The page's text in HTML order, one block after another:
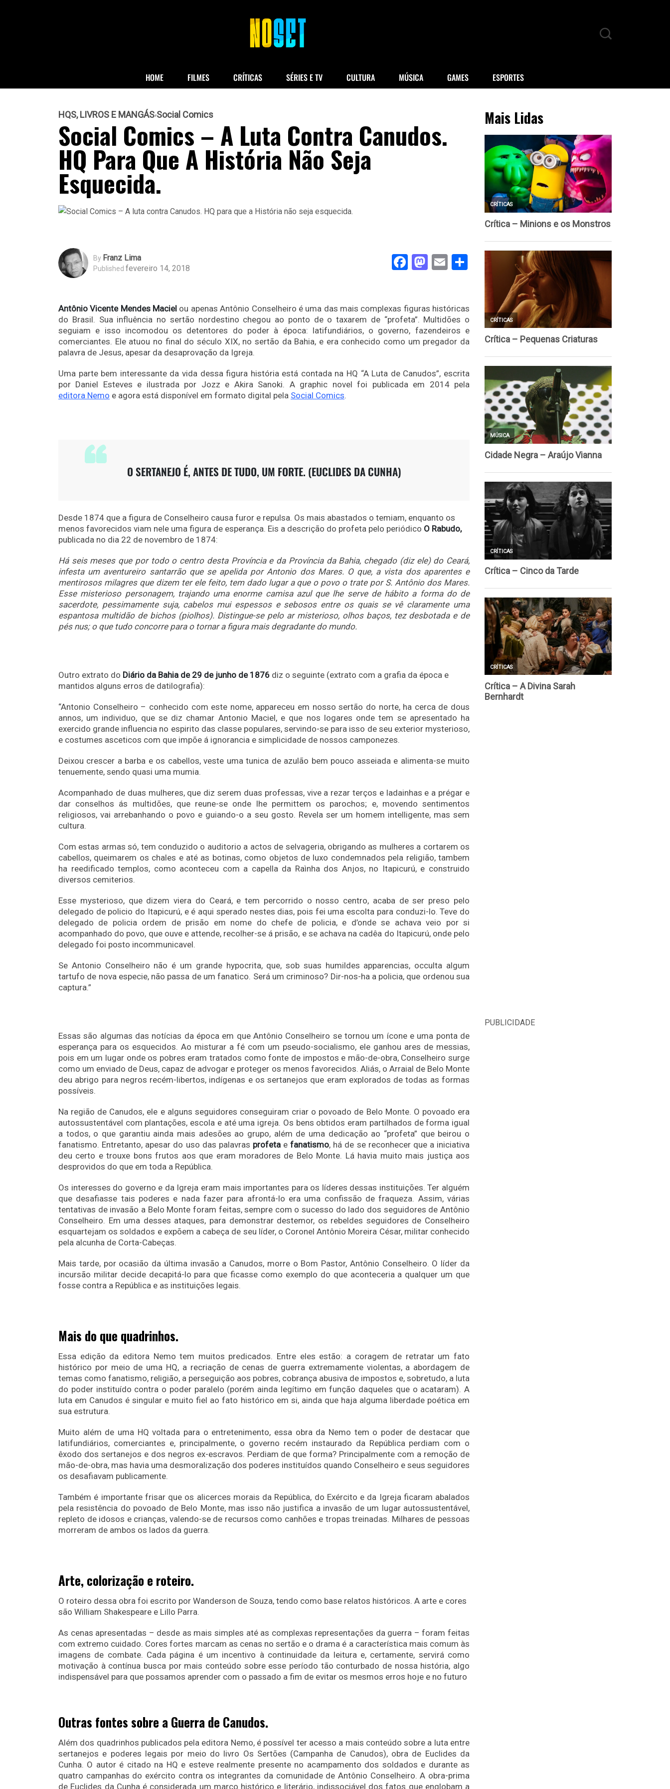
HOME FILMES CRÍTICAS SÉRIES E TV CULTURA MÚSICA GAMES ESPORTES
HQS, LIVROS E MANGÁS Social Comics
Social Comics – A Luta Contra Canudos.
HQ Para Que A História Não Seja
Esquecida.
By Franz Lima
Published fevereiro 14, 2018 Facebook
Mastodon
Email
Antônio Vicente Mendes Maciel ou apenas Antônio Conselheiro é uma das mais complexas figuras históricas
do Brasil. Sua influência no sertão nordestino chegou ao ponto de o taxarem de “profeta”. Multidões o
seguiam e isso incomodou os detentores do poder à época: latifundiários, o governo, fazendeiros e
comerciantes. Ele atuou no final do século XIX, no sertão da Bahia, e era conhecido como um pregador da
palavra de Jesus, apesar da desaprovação da Igreja.
Uma parte bem interessante da vida dessa figura história está contada na HQ “A Luta de Canudos”, escrita
por Daniel Esteves e ilustrada por Jozz e Akira Sanoki. A graphic novel foi publicada em 2014 pela
editora Nemo e agora está disponível em formato digital pela Social Comics.
O SERTANEJO É, ANTES DE TUDO, UM FORTE. (EUCLIDES DA CUNHA)
Desde 1874 que a figura de Conselheiro causa furor e repulsa. Os mais abastados o temiam, enquanto os
menos favorecidos viam nele uma figura de esperança. Eis a descrição do profeta pelo periódico O Rabudo,
publicada no dia 22 de novembro de 1874:
Há seis meses que por todo o centro desta Província e da Província da Bahia, chegado (diz ele) do Ceará,
infesta um aventureiro santarrão que se apelida por Antonio dos Mares. O que, a vista dos aparentes e
mentirosos milagres que dizem ter ele feito, tem dado lugar a que o povo o trate por S. Antônio dos Mares.
Esse misterioso personagem, trajando uma enorme camisa azul que lhe serve de hábito a forma do de
sacerdote, pessimamente suja, cabelos mui espessos e sebosos entre os quais se vê claramente uma
espantosa multidão de bichos (piolhos). Distingue-se pelo ar misterioso, olhos baços, tez desbotada e de
pés nus; o que tudo concorre para o tornar a figura mais degradante do mundo.
Outro extrato do Diário da Bahia de 29 de junho de 1876 diz o seguinte (extrato com a grafia da época e
mantidos alguns erros de datilografia):
“Antonio Conselheiro – conhecido com este nome, appareceu em nosso sertão do norte, ha cerca de dous
annos, um individuo, que se diz chamar Antonio Maciel, e que nos logares onde tem se apresentado ha
exercido grande influencia no espirito das classe populares, servindo-se para isso de seu exterior mysterioso,
e costumes asceticos com que impõe á ignorancia e simplicidade de nossos camponezes.
Deixou crescer a barba e os cabellos, veste uma tunica de azulão bem pouco asseiada e alimenta-se muito
tenuemente, sendo quasi uma mumia.
Acompanhado de duas mulheres, que diz serem duas professas, vive a rezar terços e ladainhas e a prégar e
dar conselhos ás multidões, que reune-se onde lhe permittem os parochos; e, movendo sentimentos
religiosos, vai arrebanhando o povo e guiando-o a seu gosto. Revela ser um homem intelligente, mas sem
cultura.
Com estas armas só, tem conduzido o auditorio a actos de selvageria, obrigando as mulheres a cortarem os
cabellos, queimarem os chales e até as botinas, como objetos de luxo condemnados pela religião, tambem
ha reedificado templos, como aconteceu com a capella da Raìnha dos Anjos, no Itapicurú, e construido
diversos cemiterios.
Esse mysterioso, que dizem viera do Ceará, e tem percorrido o nosso centro, acaba de ser preso pelo
delegado de policio do Itapicurú, e é aqui sperado nestes dias, pois fei uma escolta para conduzi-lo. Teve do
delegado de policia ordem de prisão em nome do chefe de policia, e d’onde se achava veio por si
acompanhado do povo, que ouve e attende, recolher-se á prisão, e se achava na cadêa do Itapicurú, onde pelo
delegado foi posto incommunicavel.
Se Antonio Conselheiro não é um grande hypocrita, que, sob suas humildes apparencias, occulta algum
tartufo de nova especie, não passa de um fanatico. Será um criminoso? Dir-nos-ha a policia, que ordenou sua
captura.”
Essas são algumas das notícias da época em que Antônio Conselheiro se tornou um ícone e uma ponta de
esperança para os esquecidos. Ao misturar a fé com um pseudo-socialismo, ele ganhou ares de messias,
pois em um lugar onde os pobres eram tratados como fonte de impostos e mão-de-obra, Conselheiro surge
como um enviado de Deus, capaz de advogar e proteger os menos favorecidos. Aliás, o Arraial de Belo Monte
deu abrigo para negros recém-libertos, indígenas e os sertanejos que eram explorados de todas as formas
possíveis.
Na região de Canudos, ele e alguns seguidores conseguiram criar o povoado de Belo Monte. O povoado era
autossustentável com plantações, escola e até uma igreja. Os bens obtidos eram partilhados de forma igual
a todos, o que garantiu ainda mais adesões ao grupo, além de uma dedicação ao “profeta” que beirou o
fanatismo. Entretanto, apesar do uso das palavras profetaefanatismo, há de se reconhecer que a iniciativa
deu certo e trouxe bons frutos aos que eram moradores de Belo Monte. Lá havia muito mais justiça aos
desprovidos do que em toda a República.
Os interesses do governo e da Igreja eram mais importantes para os líderes dessas instituições. Ter alguém
que desafiasse tais poderes e nada fazer para afrontá-lo era uma confissão de fraqueza. Assim, várias
tentativas de invasão a Belo Monte foram feitas, sempre com o sucesso do lado dos seguidores de Antônio
Conselheiro. Em uma desses ataques, para demonstrar destemor, os rebeldes seguidores de Conselheiro
esquartejam os soldados e expõem a cabeça de seu líder, o Coronel Antônio Moreira César, militar conhecido
pela alcunha de Corta-Cabeças.
Mais tarde, por ocasião da última invasão a Canudos, morre o Bom Pastor, Antônio Conselheiro. O líder da
incursão militar decide decapitá-lo para que ficasse como exemplo do que aconteceria a qualquer um que
fosse contra a República e as instituições legais.
Mais do que quadrinhos.
Essa edição da editora Nemo tem muitos predicados. Entre eles estão: a coragem de retratar um fato
histórico por meio de uma HQ, a recriação de cenas de guerra extremamente violentas, a abordagem de
temas como fanatismo, religião, a perseguição aos pobres, cobrança abusiva de impostos e, sobretudo, a luta
do poder instituído contra o poder paralelo (porém ainda legítimo em função daqueles que o acataram). A
luta em Canudos é singular e muito fiel ao fato histórico em si, ainda que haja alguma liberdade poética em
sua estrutura.
Muito além de uma HQ voltada para o entretenimento, essa obra da Nemo tem o poder de destacar que
latifundiários, comerciantes e, principalmente, o governo recém instaurado da República perdiam com o
êxodo dos sertanejos e dos negros ex-escravos. Perdiam de que forma? Principalmente com a remoção de
mão-de-obra, mas havia uma desmoralização dos poderes instituídos quando Conselheiro e seus seguidores
os desafiavam publicamente.
Também é importante frisar que os alicerces morais da República, do Exército e da Igreja ficaram abalados
pela resistência do povoado de Belo Monte, mas isso não justifica a invasão de um lugar autossustentável,
repleto de idosos e crianças, valendo-se de recursos como canhões e tropas treinadas. Milhares de pessoas
morreram de ambos os lados da guerra.
Arte, colorização e roteiro.
O roteiro dessa obra foi escrito por Wanderson de Souza, tendo como base relatos históricos. A arte e cores
são William Shakespeare e Lillo Parra.
As cenas apresentadas – desde as mais simples até as complexas representações da guerra – foram feitas
com extremo cuidado. Cores fortes marcam as cenas no sertão e o drama é a característica mais comum às
imagens de combate. Cada página é um incentivo à continuidade da leitura e, certamente, servirá como
motivação à contínua busca por mais conteúdo sobre esse período tão conturbado de nossa história, algo
indispensável para que possamos aprender com o passado a fim de evitar os mesmos erros hoje e no futuro
Outras fontes sobre a Guerra de Canudos.
Além dos quadrinhos publicados pela editora Nemo, é possível ter acesso a mais conteúdo sobre a luta entre
sertanejos e poderes legais por meio do livro Os Sertões (Campanha de Canudos), obra de Euclides da
Cunha. O autor é citado na HQ e esteve realmente presente no acampamento dos soldados e durante as
quatro campanhas do exército contra os integrantes da comunidade de Antônio Conselheiro. A obra-prima
de Euclides da Cunha é considerada um marco histórico e literário, indissociável dos fatos que englobam a
Mais Lidas
PUBLICIDADE